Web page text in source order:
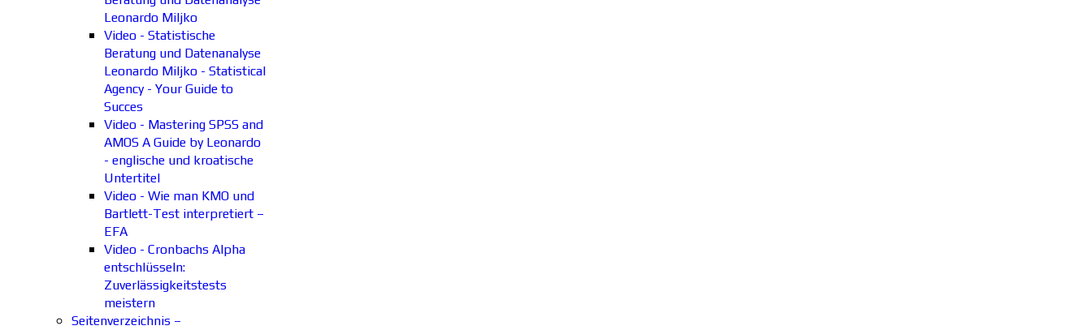
Leonardo Miljko
Video - Statistische
Beratung und Datenanalyse
Leonardo Miljko - Statistical
Agency - Your Guide to
Succes
Video - Mastering SPSS and
AMOS A Guide by Leonardo
- englische und kroatische
Untertitel
Video - Wie man KMO und
Bartlett-Test interpretiert –
EFA
Video - Cronbachs Alpha
entschlüsseln:
Zuverlässigkeitstests
meistern
Seitenverzeichnis –